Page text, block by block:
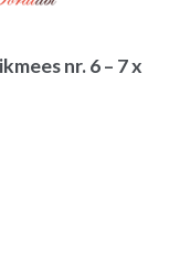
nr. 6 – 7 x